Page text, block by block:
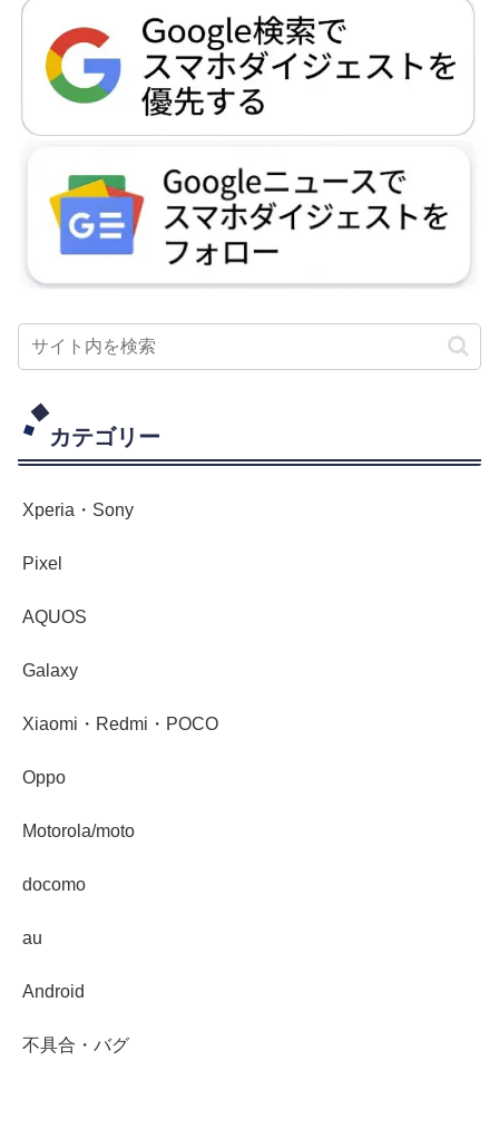
カテゴリー
Xperia・Sony
Pixel
AQUOS
Galaxy
Xiaomi・Redmi・POCO
Oppo
Motorola/moto
docomo
au
Android
不具合・バグ